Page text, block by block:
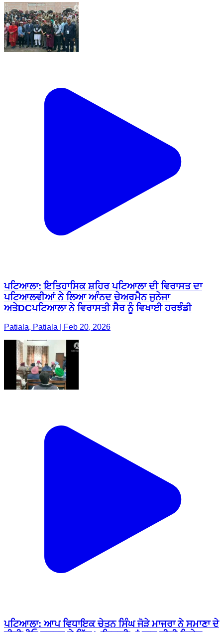
ਪਟਿਆਲਾ: ਇਤਿਹਾਸਿਕ ਸ਼ਹਿਰ ਪਟਿਆਲਾ ਦੀ ਵਿਰਾਸਤ ਦਾ
ਪਟਿਆਲਵੀਆਂ ਨੇ ਲਿਆ ਆੰਨਦ ਚੇਅਰਮੈਨ ਜੁਨੇਜਾ
ਅਤੇDCਪਟਿਆਲਾ ਨੇ ਵਿਰਾਸਤੀ ਸੈਰ ਨੂੰ ਵਿਖਾਈ ਹਰਝੰਡੀ
Patiala, Patiala | Feb 20, 2026
ਪਟਿਆਲਾ: ਆਪ ਵਿਧਾਇਕ ਚੇਤਨ ਸਿੰਘ ਜੋੜੇ ਮਾਜਰਾ ਨੇ ਸਮਾਣਾ ਦੇ